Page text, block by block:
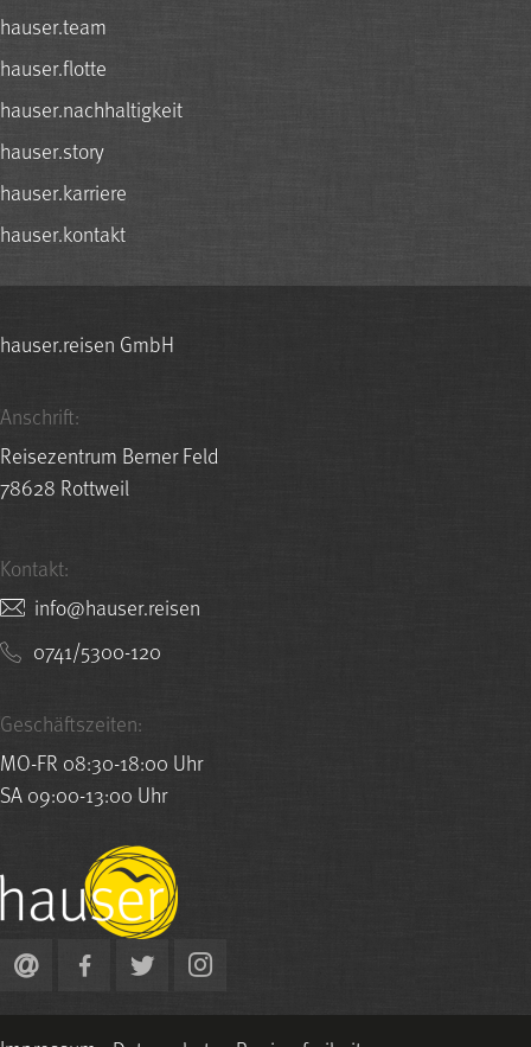
hauser.team
hauser.flotte
hauser.nachhaltigkeit
hauser.story
hauser.karriere
hauser.kontakt
hauser.reisen GmbH
Anschrift:
Reisezentrum Berner Feld
78628 Rottweil
Kontakt:
nesier.resuah@ofni
0741/5300-120
Geschäftszeiten:
MO-FR 08:30-18:00 Uhr
SA 09:00-13:00 Uhr